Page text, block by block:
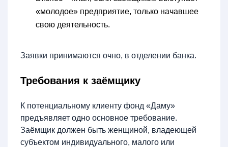
«молодое» предприятие, только начавшее
свою деятельность.
Заявки принимаются очно, в отделении банка.
Требования к заёмщику
К потенциальному клиенту фонд «Даму»
предъявляет одно основное требование.
Заёмщик должен быть женщиной, владеющей
субъектом индивидуального, малого или